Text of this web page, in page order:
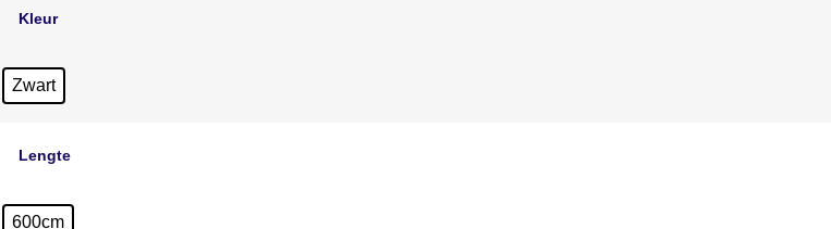
Kleur
Zwart
Lengte
600cm